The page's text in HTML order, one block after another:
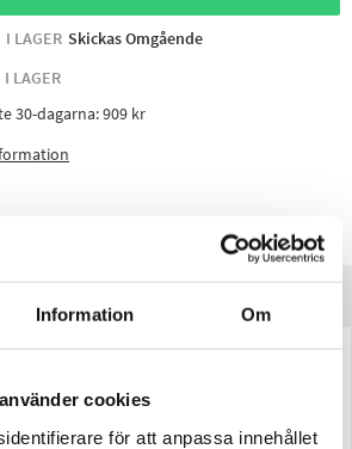
Information Om
cookies
för att anpassa innehållet
I LAGER Skickas Omgående
I LAGER
30-dagarna:909 kr